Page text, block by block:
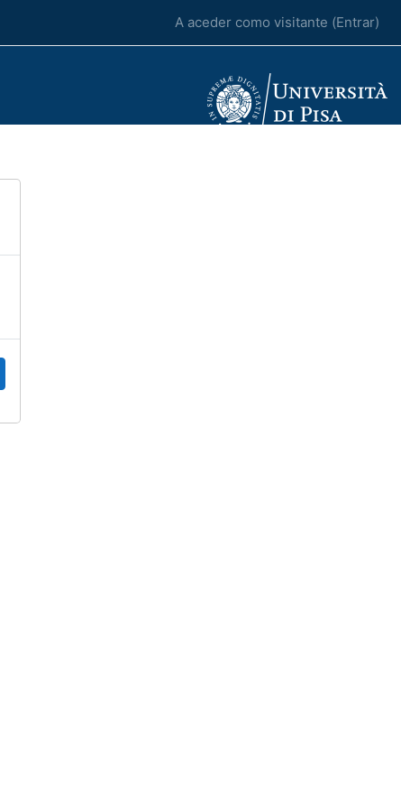
A aceder como visitante (Entrar)